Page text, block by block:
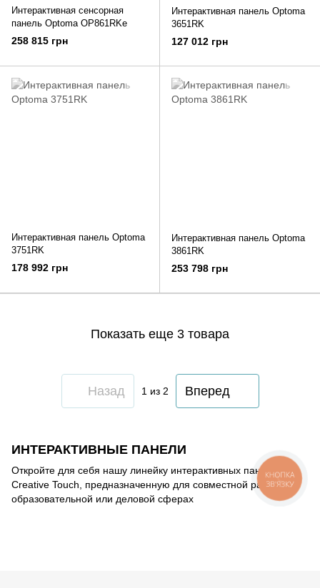
Интерактивная сенсорная
панель Optoma OP861RKe
258 815 грн
Интерактивная панель Optoma
3651RK
127 012 грн
Интерактивная панель Optoma
3751RK
178 992 грн
Интерактивная панель Optoma
3861RK
253 798 грн
Показать еще 3 товара
Назад 1из 2 Вперед
ИНТЕРАКТИВНЫЕ ПАНЕЛИ
Откройте для себя нашу линейку интерактивных панелей
Creative Touch, предназначенную для совместной работы в
образовательной или деловой сферах
КНОПКА
ЗВ'ЯЗКУ